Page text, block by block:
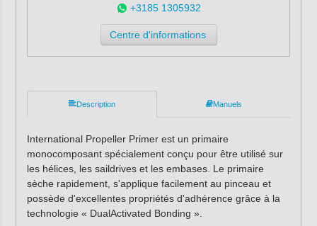
+3185 1305932
Centre d'informations
Description Manuels
International Propeller Primer est un primaire
monocomposant spécialement conçu pour être utilisé sur
les hélices, les saildrives et les embases. Le primaire
sèche rapidement, s'applique facilement au pinceau et
possède d'excellentes propriétés d'adhérence grâce à la
technologie « Dual­Activated Bonding ».